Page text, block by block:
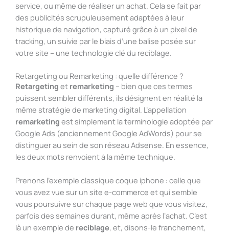
service, ou même de réaliser un achat. Cela se fait par
des publicités scrupuleusement adaptées à leur
historique de navigation, capturé grâce à un pixel de
tracking, un suivie par le biais d’une balise posée sur
votre site – une technologie clé du reciblage.
Retargeting ou Remarketing : quelle différence ?
Retargeting et remarketing – bien que ces termes
puissent sembler différents, ils désignent en réalité la
même stratégie de marketing digital. L’appellation
remarketing est simplement la terminologie adoptée par
Google Ads (anciennement Google AdWords) pour se
distinguer au sein de son réseau Adsense. En essence,
les deux mots renvoient à la même technique.
Prenons l’exemple classique coque iphone : celle que
vous avez vue sur un site e-commerce et qui semble
vous poursuivre sur chaque page web que vous visitez,
parfois des semaines durant, même après l’achat. C’est
là un exemple de reciblage, et, disons-le franchement,